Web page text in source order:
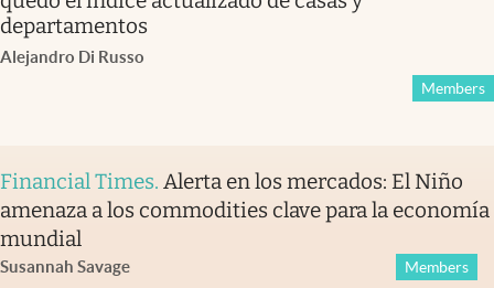
departamentos
Alejandro Di Russo
Members
Financial Times. Alerta en los mercados: El Niño
amenaza a los commodities clave para la economía
mundial
Susannah Savage Members